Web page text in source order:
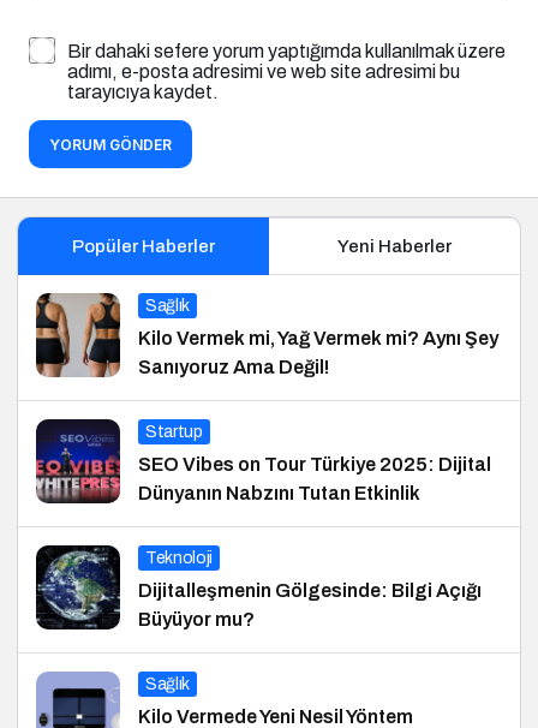
Bir dahaki sefere yorum yaptığımda kullanılmak üzere
adımı, e-posta adresimi ve web site adresimi bu
tarayıcıya kaydet.
YORUM GÖNDER
Popüler Haberler Yeni Haberler
Sağlık
Kilo Vermek mi, Yağ Vermek mi? Aynı Şey
Sanıyoruz Ama Değil!
Startup
SEO Vibes on Tour Türkiye 2025: Dijital
Dünyanın Nabzını Tutan Etkinlik
Teknoloji
Dijitalleşmenin Gölgesinde: Bilgi Açığı
Büyüyor mu?
Sağlık
Kilo Vermede Yeni Nesil Yöntem